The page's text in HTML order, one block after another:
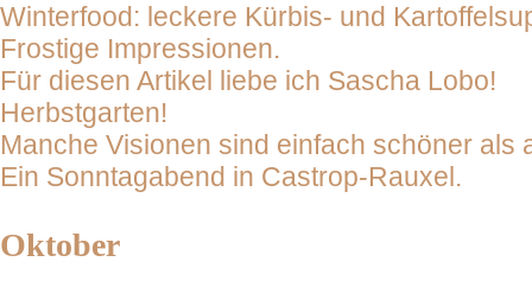
Winterfood: leckere Kürbis- und
Frostige Impressionen.
Für diesen Artikel liebe ich Sascha Lobo!
Herbstgarten!
Manche Visionen sind einfach schöner als
Ein Sonntagabend in Castrop-Rauxel.
Oktober